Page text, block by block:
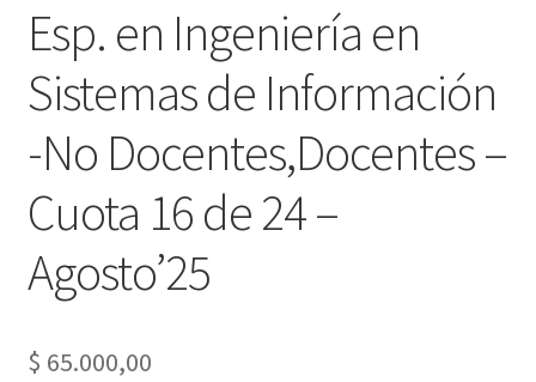
Esp. en Ingeniería en
Sistemas de Información
-No Docentes,Docentes –
Cuota 16 de 24 –
Agosto’25
$ 65.000,00